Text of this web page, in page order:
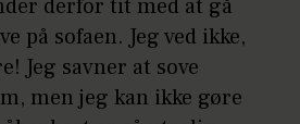
derfor tit med at gå
på sofaen. Jeg ved ikke,
Jeg savner at sove
men jeg kan ikke gøre